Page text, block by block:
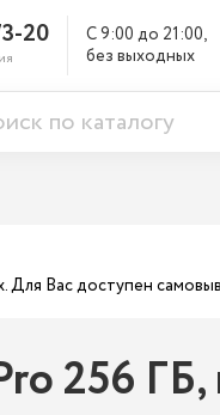
20
С 9:00 до 21:00,
без выходных
Для Вас доступен
256